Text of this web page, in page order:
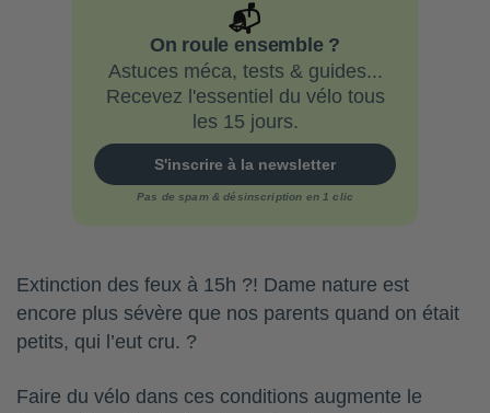
📬
On roule ensemble ?
Astuces méca, tests & guides...
Recevez l'essentiel du vélo tous
les 15 jours.
S'inscrire à la newsletter
Pas de spam & désinscription en 1 clic
Extinction des feux à 15h ?! Dame nature est
encore plus sévère que nos parents quand on était
petits, qui l’eut cru. ?
Faire du vélo dans ces conditions augmente le